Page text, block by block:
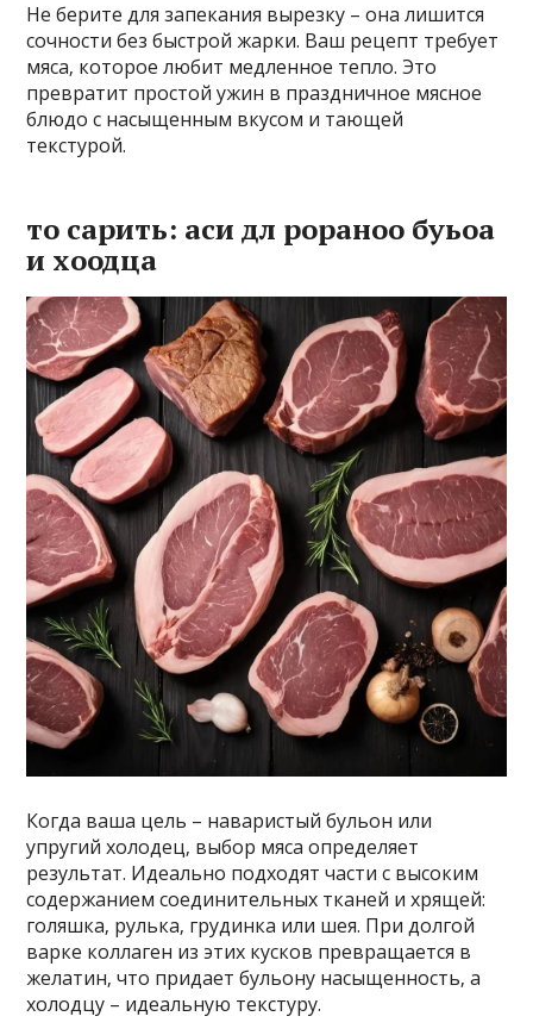
Не берите для запекания вырезку – она лишится
сочности без быстрой жарки. Ваш рецепт требует
мяса‚ которое любит медленное тепло. Это
превратит простой ужин в праздничное мясное
блюдо с насыщенным вкусом и тающей
текстурой.
то сарить: аси дл рораноо буьоа
и хоодца
Когда ваша цель – наваристый бульон или
упругий холодец‚ выбор мяса определяет
результат. Идеально подходят части с высоким
содержанием соединительных тканей и хрящей:
голяшка‚ рулька‚ грудинка или шея. При долгой
варке коллаген из этих кусков превращается в
желатин‚ что придает бульону насыщенность‚ а
холодцу – идеальную текстуру.